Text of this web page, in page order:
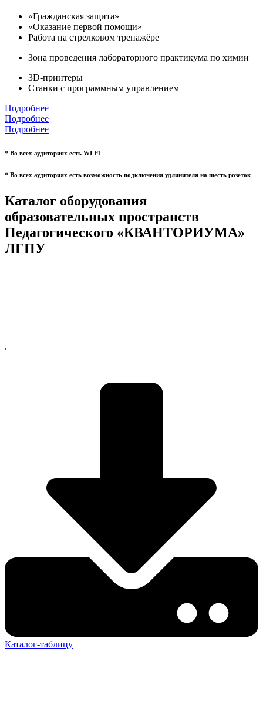
«Гражданская защита»
«Оказание первой помощи»
Работа на стрелковом тренажёре
Зона проведения лабораторного практикума по химии
3D-принтеры
Станки с программным управлением
Подробнее
Подробнее
Подробнее
* Во всех аудиториях есть WI-FI
* Во всех аудиториях есть возможность подключения удлинителя на шесть розеток
Каталог оборудования
образовательных пространств
Педагогического «КВАНТОРИУМА»
ЛГПУ
.
Каталог-таблицу